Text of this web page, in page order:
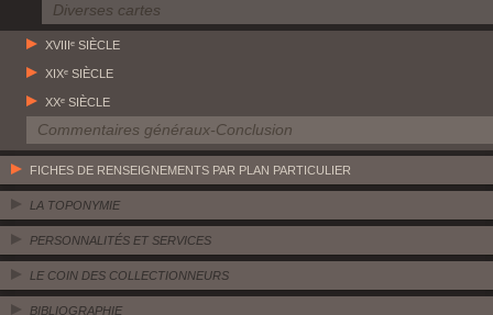
Diverses cartes
XVIIIᵉ SIÈCLE
XIXᵉ SIÈCLE
XXᵉ SIÈCLE
Commentaires généraux-Conclusion
FICHES DE RENSEIGNEMENTS PAR PLAN PARTICULIER
LA TOPONYMIE
PERSONNALITÉS ET SERVICES
LE COIN DES COLLECTIONNEURS
BIBLIOGRAPHIE